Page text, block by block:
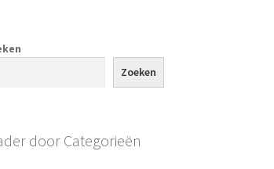
Zoeken
door Categorieën